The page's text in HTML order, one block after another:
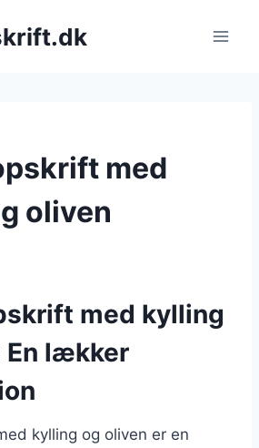
med
oliven
med kylling
En lækker
kylling og oliven er en